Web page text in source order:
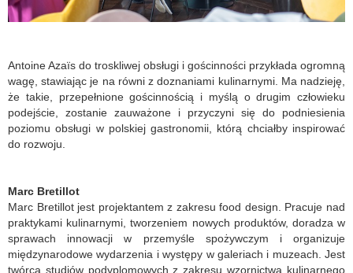
Antoine Azaïs do troskliwej obsługi i gościnności przykłada ogromną
wagę, stawiając je na równi z doznaniami kulinarnymi. Ma nadzieję,
że takie, przepełnione gościnnością i myślą o drugim człowieku
podejście, zostanie zauważone i przyczyni się do podniesienia
poziomu obsługi w polskiej gastronomii, którą chciałby inspirować
do rozwoju.
Marc Bretillot
Marc Bretillot jest projektantem z zakresu food design. Pracuje nad
praktykami kulinarnymi, tworzeniem nowych produktów, doradza w
sprawach innowacji w przemyśle spożywczym i organizuje
międzynarodowe wydarzenia i występy w galeriach i muzeach. Jest
twórcą studiów podyplomowych z zakresu wzornictwa kulinarnego